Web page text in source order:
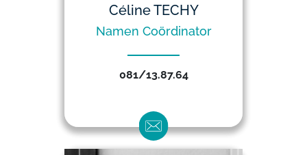
Céline TECHY
Namen Coördinator
081/13.87.64